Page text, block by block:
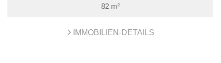
82 m²
IMMOBILIEN-DETAILS